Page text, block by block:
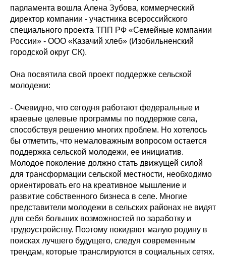
парламента вошла Алена Зубова, коммерческий
директор компании - участника всероссийского
специального проекта ТПП РФ «Семейные компании
России» - ООО «Казачий хлеб» (Изобильненский
городской округ СК).
Она посвятила свой проект поддержке сельской
молодежи:
- Очевидно, что сегодня работают федеральные и
краевые целевые программы по поддержке села,
способствуя решению многих проблем. Но хотелось
бы отметить, что немаловажным вопросом остается
поддержка сельской молодежи, ее инициатив.
Молодое поколение должно стать движущей силой
для трансформации сельской местности, необходимо
ориентировать его на креативное мышление и
развитие собственного бизнеса в селе. Многие
представители молодежи в сельских районах не видят
для себя больших возможностей по заработку и
трудоустройству. Поэтому покидают малую родину в
поисках лучшего будущего, следуя современным
трендам, которые транслируются в социальных сетях.